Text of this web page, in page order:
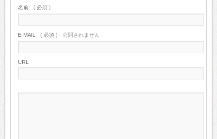
名前 ( 必須 )
E-MAIL ( 必須 ) - 公開されません -
URL